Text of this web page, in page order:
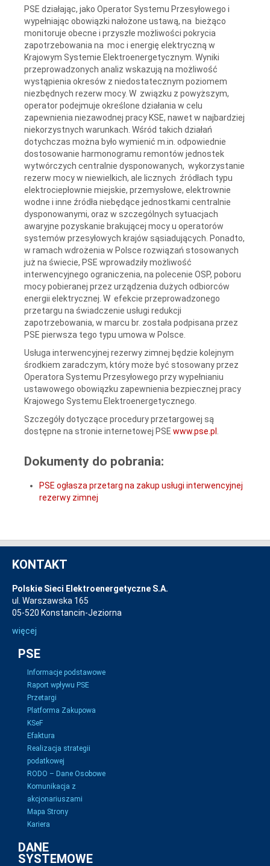
PSE działając, jako Operator Systemu Przesyłowego i
wypełniając obowiązki nałożone ustawą, na bieżąco
monitoruje obecne i przyszłe możliwości pokrycia
zapotrzebowania na moc i energię elektryczną w
Krajowym Systemie Elektroenergetycznym. Wyniki
przeprowadzonych analiz wskazują na możliwość
wystąpienia okresów z niedostatecznym poziomem
niezbędnych rezerw mocy. W związku z powyższym,
operator podejmuje określone działania w celu
zapewnienia niezawodnej pracy KSE, nawet w najbardziej
niekorzystnych warunkach. Wśród takich działań
dotychczas można było wymienić m.in. odpowiednie
dostosowanie harmonogramu remontów jednostek
wytwórczych centralnie dysponowanych, wykorzystanie
rezerw mocy w niewielkich, ale licznych źródłach typu
elektrociepłownie miejskie, przemysłowe, elektrownie
wodne i inne źródła niebędące jednostkami centralnie
dysponowanymi, oraz w szczególnych sytuacjach
awaryjne pozyskanie brakującej mocy u operatorów
systemów przesyłowych krajów sąsiadujących. Ponadto,
w ramach wdrożenia w Polsce rozwiązań stosowanych
już na świecie, PSE wprowadziły możliwość
interwencyjnego ograniczenia, na polecenie OSP, poboru
mocy pobieranej przez urządzenia dużych odbiorców
energii elektrycznej. W efekcie przeprowadzonego
przetargu na świadczenie usługi redukcji
zapotrzebowania, w marcu br. została podpisana przez
PSE pierwsza tego typu umowa w Polsce.
Usługa interwencyjnej rezerwy zimnej będzie kolejnym
środkiem zaradczym, który może być stosowany przez
Operatora Systemu Przesyłowego przy wypełnianiu
ustawowego obowiązku zapewnienia bezpiecznej pracy
Krajowego Systemu Elektroenergetycznego.
Szczegóły dotyczące procedury przetargowej są
dostępne na stronie internetowej PSE www.pse.pl
Dokumenty do pobrania:
PSE ogłasza przetarg na zakup usługi interwencyjnej
rezerwy zimnej
KONTAKT
Polskie Sieci Elektroenergetyczne S.A.
ul. Warszawska 165
05-520 Konstancin-Jeziorna
więcej
PSE
Informacje podstawowe
Raport wpływu PSE
Przetargi
Platforma Zakupowa
KSeF
Efaktura
Realizacja strategii
podatkowej
RODO – Dane Osobowe
Komunikacja z
akcjonariuszami
Mapa Strony
Kariera
DANE
SYSTEMOWE